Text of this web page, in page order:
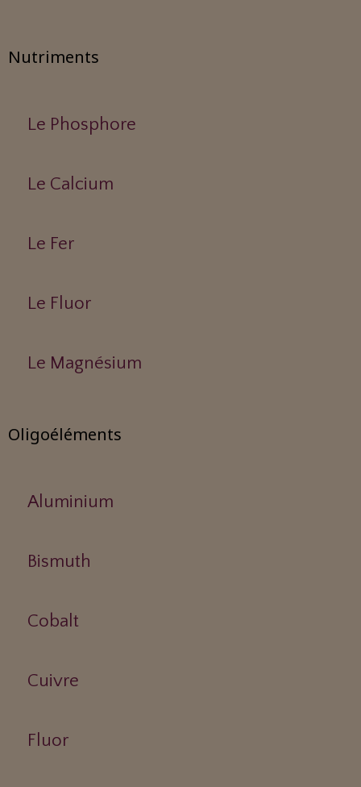
Nutriments
Le Phosphore
Le Calcium
Le Fer
Le Fluor
Le Magnésium
Oligoéléments
Aluminium
Bismuth
Cobalt
Cuivre
Fluor